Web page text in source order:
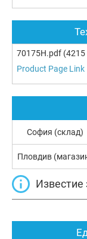
70175H.pdf (4215
Product Page Link
София (склад)
Пловдив
Известие